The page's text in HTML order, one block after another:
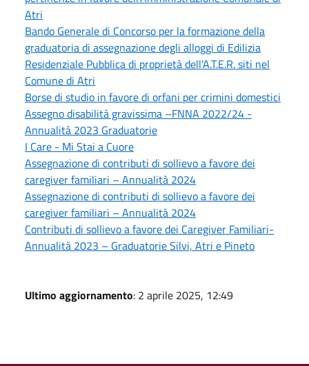
Atri
Bando Generale di Concorso per la formazione della
graduatoria di assegnazione degli alloggi di Edilizia
Residenziale Pubblica di proprietà dell'A.T.E.R. siti nel
Comune di Atri
Borse di studio in favore di orfani per crimini domestici
Assegno disabilità gravissima –FNNA 2022/24 -
Annualità 2023 Graduatorie
I Care - Mi Stai a Cuore
Assegnazione di contributi di sollievo a favore dei
caregiver familiari – Annualità 2024
Assegnazione di contributi di sollievo a favore dei
caregiver familiari – Annualità 2024
Contributi di sollievo a favore dei Caregiver Familiari-
Annualità 2023 – Graduatorie Silvi, Atri e Pineto
Ultimo aggiornamento: 2 aprile 2025, 12:49